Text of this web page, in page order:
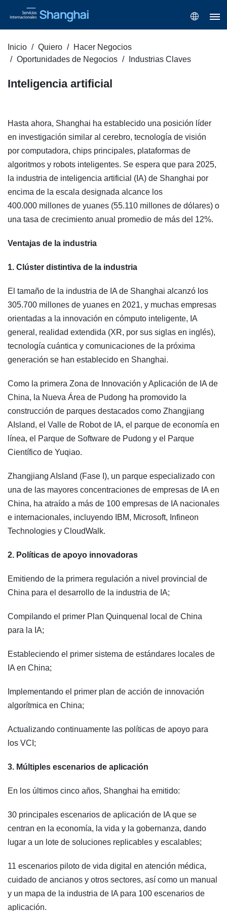
Inicio Quiero
Hacer Negocios
Oportunidades de Negocios
Industrias Claves
Inteligencia artificial
Hasta ahora, Shanghai ha establecido una posición líder
en investigación similar al cerebro, tecnología de visión
por computadora, chips principales, plataformas de
algoritmos y robots inteligentes. Se espera que para 2025,
la industria de inteligencia artificial (IA) de Shanghai por
encima de la escala designada alcance los
400.000 millones de yuanes (55.110 millones de dólares) o
una tasa de crecimiento anual promedio de más del 12%.
Ventajas de la industria
1. Clúster distintiva de la industria
El tamaño de la industria de IA de Shanghai alcanzó los
305.700 millones de yuanes en 2021, y muchas empresas
orientadas a la innovación en cómputo inteligente, IA
general, realidad extendida (XR, por sus siglas en inglés),
tecnología cuántica y comunicaciones de la próxima
generación se han establecido en Shanghai.
Como la primera Zona de Innovación y Aplicación de IA de
China, la Nueva Área de Pudong ha promovido la
construcción de parques destacados como Zhangjiang
AIsland, el Valle de Robot de IA, el parque de economía en
línea, el Parque de Software de Pudong y el Parque
Científico de Yuqiao.
Zhangjiang AIsland (Fase I), un parque especializado con
una de las mayores concentraciones de empresas de IA en
China, ha atraído a más de 100 empresas de IA nacionales
e internacionales, incluyendo IBM, Microsoft, Infineon
Technologies y CloudWalk.
2. Políticas de apoyo innovadoras
Emitiendo de la primera regulación a nivel provincial de
China para el desarrollo de la industria de IA;
Compilando el primer Plan Quinquenal local de China
para la IA;
Estableciendo el primer sistema de estándares locales de
IA en China;
Implementando el primer plan de acción de innovación
algorítmica en China;
Actualizando continuamente las políticas de apoyo para
los VCI;
3. Múltiples escenarios de aplicación
En los últimos cinco años, Shanghai ha emitido:
30 principales escenarios de aplicación de IA que se
centran en la economía, la vida y la gobernanza, dando
lugar a un lote de soluciones replicables y escalables;
11 escenarios piloto de vida digital en atención médica,
cuidado de ancianos y otros sectores, así como un manual
y un mapa de la industria de IA para 100 escenarios de
aplicación.